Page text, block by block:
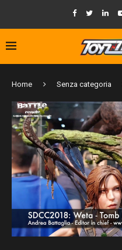
Home Senza categoria